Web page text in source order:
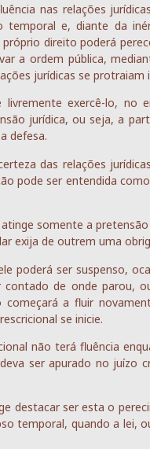
nas relações
temporal e, diante da
direito poderá
a ordem pública,
jurídicas se
exercê-lo, no
jurídica, ou seja, a
defesa.
das relações
pode ser entendida
somente a
exija de outrem uma
poderá ser suspenso,
contado de onde parou,
a fluir
se inicie.
não terá fluência
ser apurado no juízo
destacar ser esta o
temporal, quando a lei,